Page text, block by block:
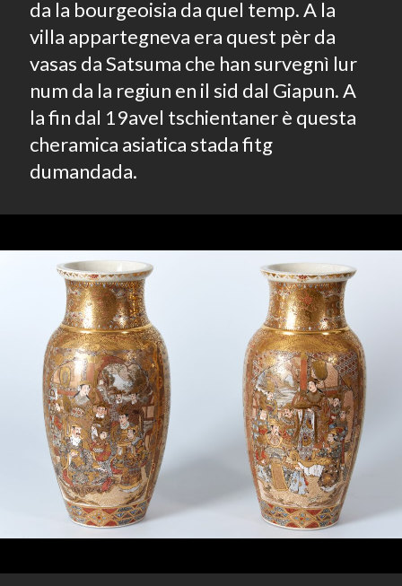
da la bourgeoisia da quel temp. A la
villa appartegneva era quest pèr da
vasas da Satsuma che han survegnì lur
num da la regiun en il sid dal Giapun. A
la fin dal 19avel tschientaner è questa
cheramica asiatica stada fitg
dumandada.